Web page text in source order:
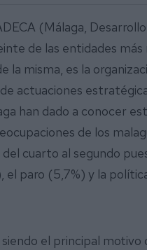
(Málaga,
de las entidades
la misma, es la
actuaciones
han dado a conocer
de los
del cuarto al segundo
el paro (5,7%) y la
siendo el principal